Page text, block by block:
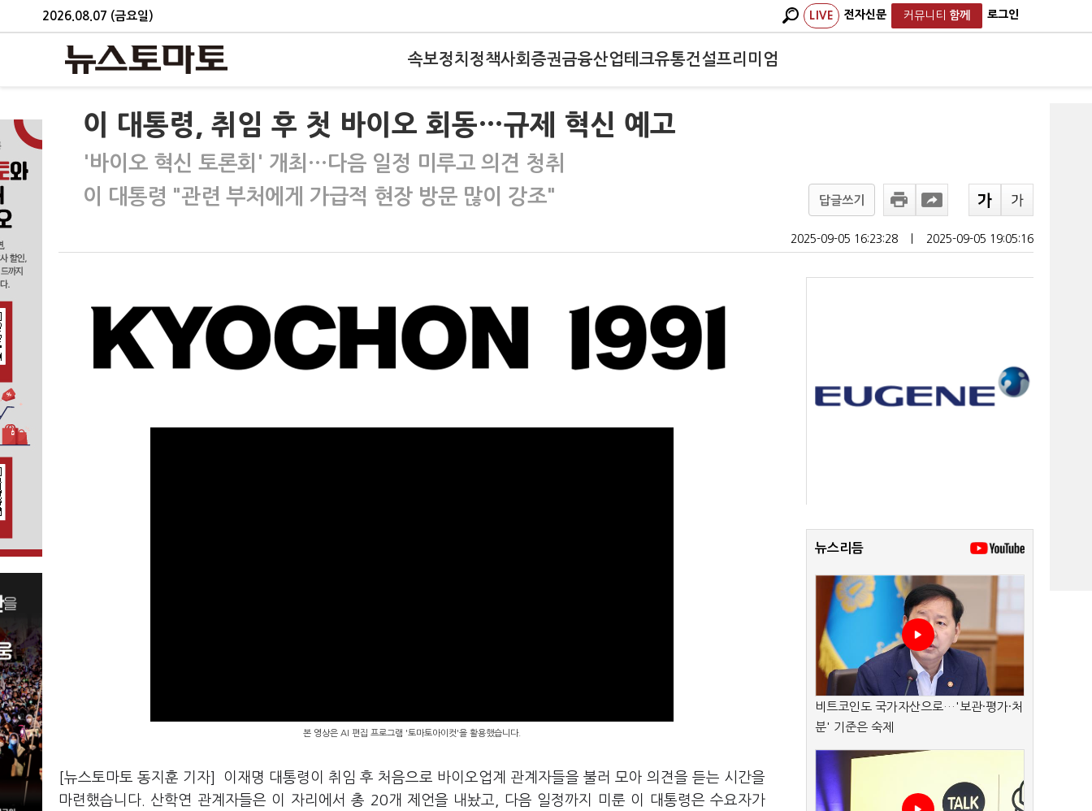
2026.08.07 (금요일) LIVE 전자신문 커뮤니티 함께 로그인
속보정치 정책사회 증권금융산업테크유통건설프리미엄
이 대통령, 취임 후 첫 바이오 회동…규제 혁신 예고
'바이오 혁신 토론회' 개최…다음 일정 미루고 의견 청취
이 대통령 "관련 부처에게 가급적 현장 방문 많이 강조"
답글쓰기
2025-09-05 16:23:28 2025-09-05 19:05:16
본 영상은 AI 편집 프로그램 '토마토아이컷'을 활용했습니다.
[뉴스토마토 동지훈 기자] 이재명 대통령이 취임 후 처음으로 바이오업계 관계자들을 불러 모아 의견을 듣는 시간을
마련했습니다. 산학연 관계자들은 이 자리에서 총 20개 제언을 내놨고, 다음 일정까지 미룬 이 대통령은 수요자가
뉴스리듬
비트코인도 국가자산으로…'보관·평가·처
분' 기준은 숙제